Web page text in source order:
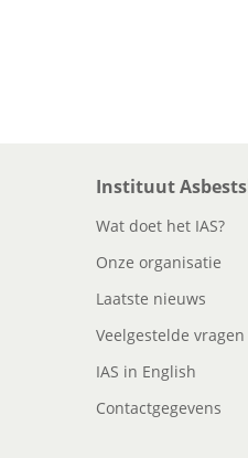
Instituut
Wat doet het IAS?
Onze organisatie
Laatste nieuws
Veelgestelde vragen
IAS in English
Contactgegevens